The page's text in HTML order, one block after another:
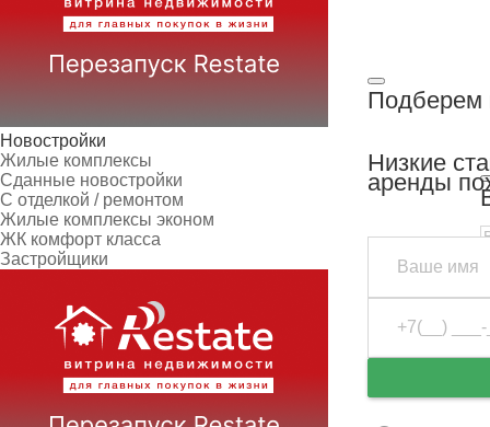
Новостройки
Жилые комплексы
Сданные новостройки
С отделкой / ремонтом
Жилые комплексы эконом
ЖК комфорт класса
Застройщики
Подберем
Низкие
аренды